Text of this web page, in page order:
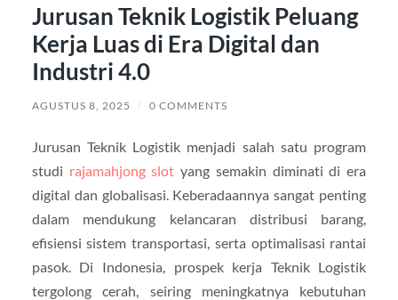
Jurusan Teknik Logistik Peluang
Kerja Luas di Era Digital dan
Industri 4.0
AGUSTUS 8, 2025 / 0 COMMENTS
Jurusan Teknik Logistik menjadi salah satu program
studi rajamahjong slot yang semakin diminati di era
digital dan globalisasi. Keberadaannya sangat penting
dalam mendukung kelancaran distribusi barang,
efisiensi sistem transportasi, serta optimalisasi rantai
pasok. Di Indonesia, prospek kerja Teknik Logistik
tergolong cerah, seiring meningkatnya kebutuhan